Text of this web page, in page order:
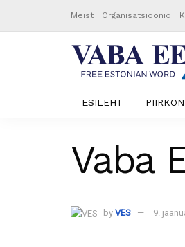
Meist Organisatsioonid
ESILEHT
Vaba
by VES 9.